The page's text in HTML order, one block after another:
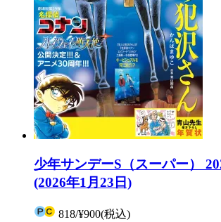
少年サンデーS（スーパー）
(2026年1月23日)
818/¥900(税込)